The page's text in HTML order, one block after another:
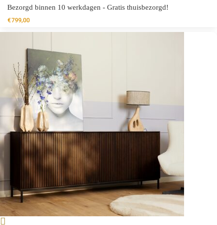
Bezorgd binnen 10 werkdagen - Gratis thuisbezorgd!
€799,00